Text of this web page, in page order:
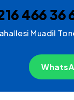
466 36
Muadil